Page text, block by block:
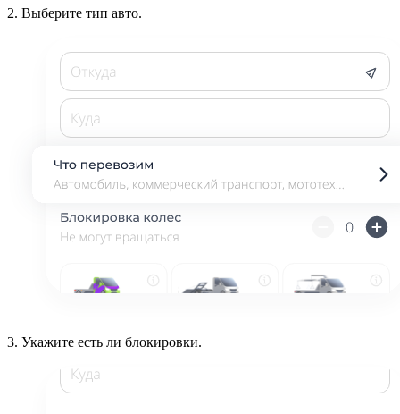
2. Выберите тип авто.
3. Укажите есть ли блокировки.